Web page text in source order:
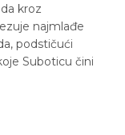
kroz
najmlađe
podstičući
Suboticu čini